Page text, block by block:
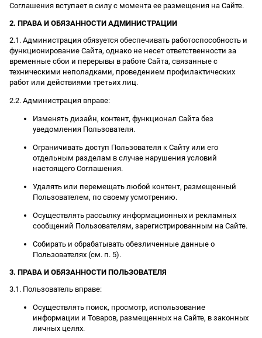
Соглашения вступает в силу с момента ее размещения на Сайте.
2. ПРАВА И ОБЯЗАННОСТИ АДМИНИСТРАЦИИ
2.1. Администрация обязуется обеспечивать работоспособность и
функционирование Сайта, однако не несет ответственности за
временные сбои и перерывы в работе Сайта, связанные с
техническими неполадками, проведением профилактических
работ или действиями третьих лиц.
2.2. Администрация вправе:
Изменять дизайн, контент, функционал Сайта без
уведомления Пользователя.
Ограничивать доступ Пользователя к Сайту или его
отдельным разделам в случае нарушения условий
настоящего Соглашения.
Удалять или перемещать любой контент, размещенный
Пользователем, по своему усмотрению.
Осуществлять рассылку информационных и рекламных
сообщений Пользователям, зарегистрированным на Сайте.
Собирать и обрабатывать обезличенные данные о
Пользователях (см. п. 5).
3. ПРАВА И ОБЯЗАННОСТИ ПОЛЬЗОВАТЕЛЯ
3.1. Пользователь вправе:
Осуществлять поиск, просмотр, использование
информации и Товаров, размещенных на Сайте, в законных
личных целях.